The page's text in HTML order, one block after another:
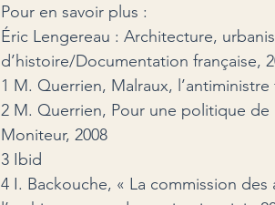
Pour en savoir plus :
Éric Lengereau : Architecture,
d’histoire/Documentation française,
1 M. Querrien, Malraux,
2 M. Querrien, Pour une politique
Moniteur, 2008
3 Ibid
4 I. Backouche, « La commission